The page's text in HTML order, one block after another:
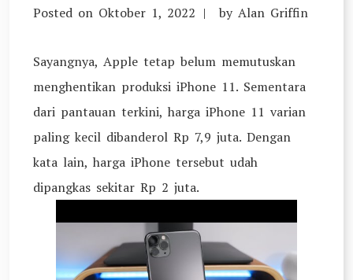
Posted on Oktober 1, 2022 by Alan Griffin
Sayangnya, Apple tetap belum memutuskan
menghentikan produksi iPhone 11. Sementara
dari pantauan terkini, harga iPhone 11 varian
paling kecil dibanderol Rp 7,9 juta. Dengan
kata lain, harga iPhone tersebut udah
dipangkas sekitar Rp 2 juta.